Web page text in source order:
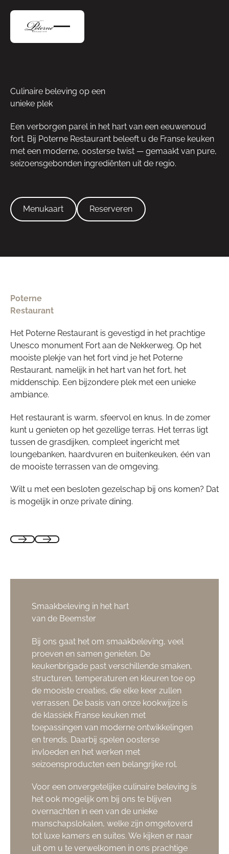
Culinaire beleving op een
unieke plek
Een verborgen parel in het hart van een eeuwenoud
fort. Bij Poterne Restaurant beleeft u de Franse keuken
met een moderne, oosterse twist — gemaakt van pure,
seizoensgebonden ingrediënten uit de regio.
Menukaart Reserveren
Poterne
Restaurant
Het Poterne Restaurant is gevestigd in het prachtige
Unesco monument Fort aan de Nekkerweg. Op het
mooiste plekje van het fort vind je het Poterne
Restaurant, namelijk in het hart van het fort, het
middenschip. Een bijzondere plek met een unieke
ambiance.
Het restaurant is warm, sfeervol en knus. In de zomer
kunt u genieten op het gezellige terras. Het terras ligt
tussen de grasdijken, compleet ingericht met
loungebanken, haardvuren en buitenkeuken, één van
de mooiste terrassen van de omgeving.
Wilt u met een besloten gezelschap bij ons komen? Dat
is mogelijk in onze private dining.
Smaakbeleving in het hart
van de Beemster
Bij ons gaat het om smaakbeleving, veel
proeven en samen genieten. De
keukenbrigade past verschillende smaken,
structuren, temperaturen en kleuren toe op
de mooiste creaties, die elke keer zullen
verrassen. De basis van onze kookwijze is
de klassiek Franse keuken met
toepassingen van moderne ontwikkelingen
en trends. Daarbij spelen oosterse
invloeden en het werken met
seizoensproducten een belangrijke rol.
Voor een onvergetelijke culinaire beleving is
het ook mogelijk om bij ons te blijven
overnachten in een van de unieke
manschapslokalen, welke zijn omgetoverd
tot luxe kamers en suites. We kijken er naar
uit om u te verwelkomen in ons prachtige